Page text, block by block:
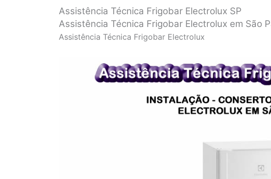
Assistência Técnica Frigobar Electrolux SP
Assistência Técnica Frigobar Electrolux em São
Assistência Técnica Frigobar Electrolux